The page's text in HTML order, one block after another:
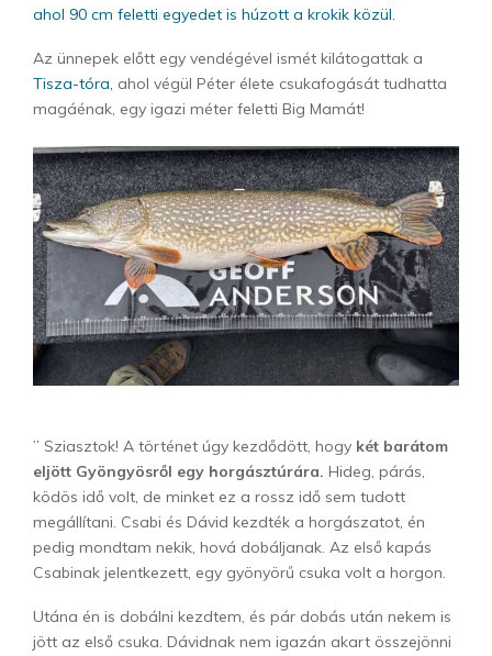
ahol 90 cm feletti egyedet is húzott a krokik közül.
Az ünnepek előtt egy vendégével ismét kilátogattak a
Tisza-tóra, ahol végül Péter élete csukafogását tudhatta
magáénak, egy igazi méter feletti Big Mamát!
” Sziasztok! A történet úgy kezdődött, hogy két barátom
eljött Gyöngyösről egy horgásztúrára. Hideg, párás,
ködös idő volt, de minket ez a rossz idő sem tudott
megállítani. Csabi és Dávid kezdték a horgászatot, én
pedig mondtam nekik, hová dobáljanak. Az első kapás
Csabinak jelentkezett, egy gyönyörű csuka volt a horgon.
Utána én is dobálni kezdtem, és pár dobás után nekem is
jött az első csuka. Dávidnak nem igazán akart összejönni